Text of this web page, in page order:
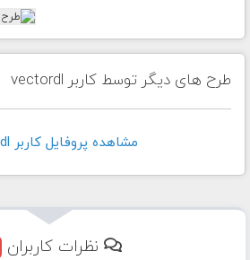
طرح های دیگر توسط کاربر vectordl
مشاهده پروفايل کاربر vectordl
نظرات کاربران